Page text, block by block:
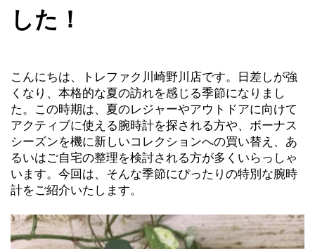
した！
こんにちは、トレファク川崎野川店です。日差しが強
くなり、本格的な夏の訪れを感じる季節になりまし
た。この時期は、夏のレジャーやアウトドアに向けて
アクティブに使える腕時計を探される方や、ボーナス
シーズンを機に新しいコレクションへの買い替え、あ
るいはご自宅の整理を検討される方が多くいらっしゃ
います。今回は、そんな季節にぴったりの特別な腕時
計をご紹介いたします。